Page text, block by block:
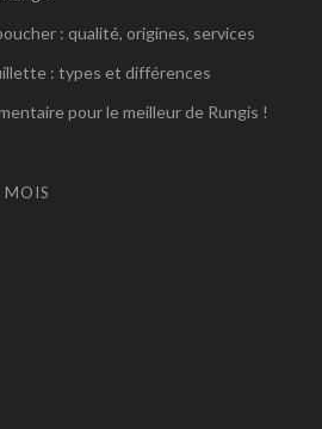
: qualité, origines, services
: types et différences
pour le meilleur de Rungis !
MOIS